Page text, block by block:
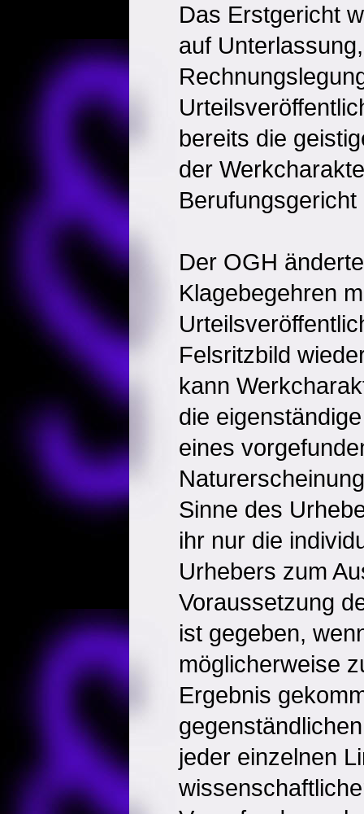
Das Erstgericht
auf
bereits die
der
Der OGH
Klagebegehren
Felsritzbild
kann
die
eines
Sinne des
ihr nur die
Urhebers zum
Voraussetzung
ist gegeben,
möglicherweise
Ergebnis
jeder einzelnen